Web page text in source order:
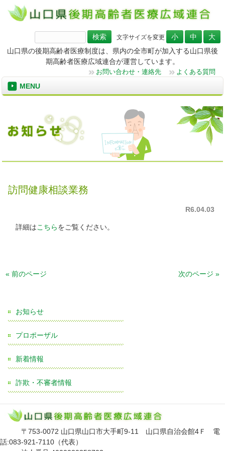
文字サイズを変更
検
索:
山口県の後期高齢者医療制度は、県内の全市町が加入する山口県後
期高齢者医療広域連合が運営しています。
お問い合わせ・連絡先 よくある質問
MENU
訪問健康相談業務
R6.04.03
詳細はこちらをご覧ください。
« 前のページ 次のページ »
お知らせ
プロポーザル
新着情報
詐欺・不審者情報
〒753-0072 山口県山口市大手町9-11 山口県自治会館4Ｆ 電
話:083-921-7110（代表）